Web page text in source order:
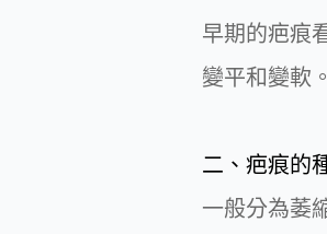
早期的疤痕
變平和變軟。
二、疤痕的
一般分為萎